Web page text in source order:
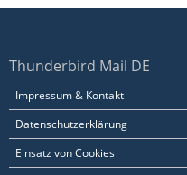
Thunderbird Mail DE
Impressum & Kontakt
Datenschutzerklärung
Einsatz von Cookies